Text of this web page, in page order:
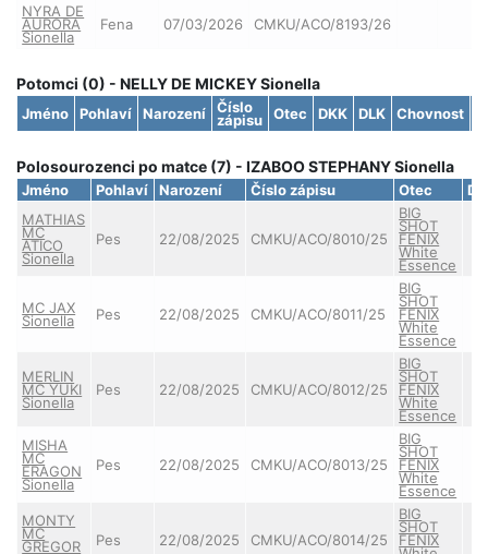
NYRA DE
AURORA
Sionella
Fena 07/03/2026 CMKU/ACO/8193/26
Potomci (0) - NELLY DE MICKEY Sionella
Jméno Pohlaví Narození Číslo
zápisu Otec DKK DLK Chovnost
Polosourozenci po matce (7) - IZABOO STEPHANY Sionella
Jméno Pohlaví Narození Číslo zápisu Otec
MATHIAS
MC
ATICO
Sionella
Pes 22/08/2025 CMKU/ACO/8010/25
BIG
SHOT
FENIX
White
Essence
MC JAX
Sionella Pes 22/08/2025 CMKU/ACO/8011/25
BIG
SHOT
FENIX
White
Essence
MERLIN
MC YUKI
Sionella
Pes 22/08/2025 CMKU/ACO/8012/25
BIG
SHOT
FENIX
White
Essence
MISHA
MC
ERAGON
Sionella
Pes 22/08/2025 CMKU/ACO/8013/25
BIG
SHOT
FENIX
White
Essence
MONTY
MC
GREGOR Pes 22/08/2025 CMKU/ACO/8014/25
BIG
SHOT
FENIX